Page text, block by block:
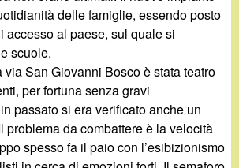
delle famiglie, essendo posto
accesso al paese, sul quale si
scuole.
San Giovanni Bosco è stata teatro
per fortuna senza gravi
passato si era verificato anche un
problema da combattere è la velocità
spesso fa il paio con l’esibizionismo